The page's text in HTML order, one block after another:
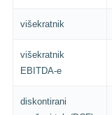
višekratnik
višekratnik
EBITDA-e
diskontirani